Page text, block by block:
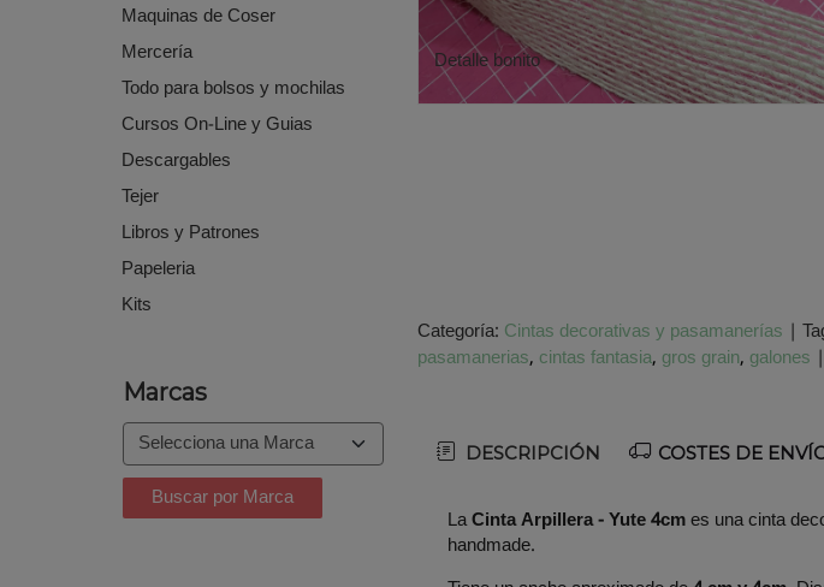
Maquinas de Coser
Mercería
Todo para bolsos y mochilas
Cursos On-Line y Guias
Descargables
Tejer
Libros y Patrones
Papeleria
Kits
Marcas
Detalle bonito
Categoría: Cintas decorativas y pasamanerías |
pasamanerias cintas fantasia gros grain galones |
DESCRIPCIÓN COSTES DE
LaCinta Arpillera - Yute 4cmes una cinta
handmade.